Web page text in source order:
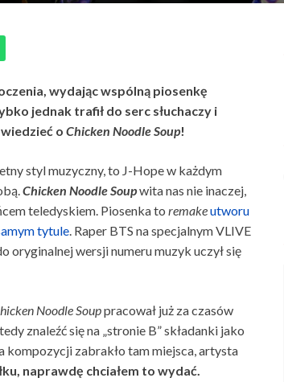
wydając wspólną piosenkę
jednak trafił do serc słuchaczy i
o Chicken Noodle Soup!
styl muzyczny, to J-Hope w każdym
Chicken Noodle Soupwita nas nie inaczej,
teledyskiem. Piosenka to remakeutworu
tytule. Raper BTS na specjalnym VLIVE
oryginalnej wersji numeru muzyk uczył się
Noodle Souppracował już za czasów
znaleźć się na „stronie B” składanki jako
kompozycji zabrakło tam miejsca, artysta
naprawdę chciałem to wydać.